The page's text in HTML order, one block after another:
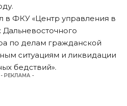
в ФКУ «Центр управления в
Дальневосточного
по делам гражданской
ситуациям и ликвидации
бедствий».
- РЕКЛАМА -